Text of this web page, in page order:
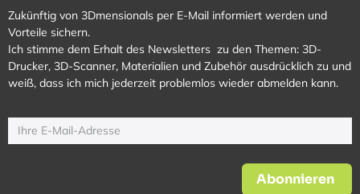
Zukünftig von 3Dmensionals per E-Mail informiert werden und
Vorteile sichern.
Ich stimme dem Erhalt des Newsletters zu den Themen: 3D-
Drucker, 3D-Scanner, Materialien und Zubehör ausdrücklich zu und
weiß, dass ich mich jederzeit problemlos wieder abmelden kann.
Abonnieren